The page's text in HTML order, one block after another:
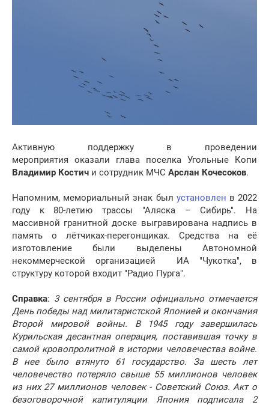
Активную поддержку в проведении
мероприятия оказали глава поселка Угольные Копи
Владимир Костич и сотрудник МЧС Арслан Кочесоков.
Напомним, мемориальный знак был установлен в 2022
году к 80-летию трассы "Аляска – Сибирь". На
массивной гранитной доске выгравирована надпись в
память о лётчиках-перегонщиках. Средства на её
изготовление были выделены Автономной
некоммерческой организацией ИА "Чукотка", в
структуру которой входит "Радио Пурга".
Справка: 3 сентября в России официально отмечается
День победы над милитаристской Японией и окончания
Второй мировой войны. В 1945 году завершилась
Курильская десантная операция, поставившая точку в
самой кровопролитной в истории человечества войне.
В нее было втянуто 61 государство. За шесть лет
человечество потеряло свыше 55 миллионов человек
из них 27 миллионов человек - Советский Союз. Акт о
безоговорочной капитуляции Япония подписала 2